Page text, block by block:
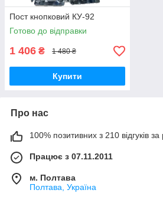
Пост кнопковий КУ-92
Готово до відправки
1 406 ₴ 1 480 ₴
Купити
Про нас
100% позитивних з 210 відгуків за
Працює з 07.11.2011
м. Полтава
Полтава, Україна